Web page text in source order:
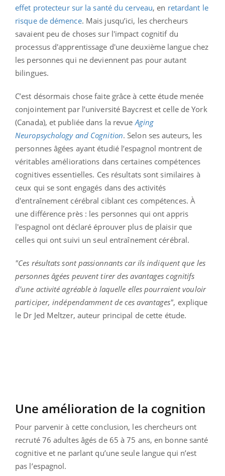
effet protecteur sur la santé du cerveau, en retardant le
risque de démence. Mais jusqu’ici, les chercheurs
savaient peu de choses sur l'impact cognitif du
processus d'apprentissage d'une deuxième langue chez
les personnes qui ne deviennent pas pour autant
bilingues.
C’est désormais chose faite grâce à cette étude menée
conjointement par l’université Baycrest et celle de York
(Canada), et publiée dans la revue Aging
Neuropsychology and Cognition. Selon ses auteurs, les
personnes âgées ayant étudié l’espagnol montrent de
véritables améliorations dans certaines compétences
cognitives essentielles. Ces résultats sont similaires à
ceux qui se sont engagés dans des activités
d'entraînement cérébral ciblant ces compétences. À
une différence près : les personnes qui ont appris
l'espagnol ont déclaré éprouver plus de plaisir que
celles qui ont suivi un seul entraînement cérébral.
"Ces résultats sont passionnants car ils indiquent que les
personnes âgées peuvent tirer des avantages cognitifs
d'une activité agréable à laquelle elles pourraient vouloir
participer, indépendamment de ces avantages", explique
le Dr Jed Meltzer, auteur principal de cette étude.
Une amélioration de la cognition
Pour parvenir à cette conclusion, les chercheurs ont
recruté 76 adultes âgés de 65 à 75 ans, en bonne santé
cognitive et ne parlant qu’une seule langue qui n’est
pas l’espagnol.